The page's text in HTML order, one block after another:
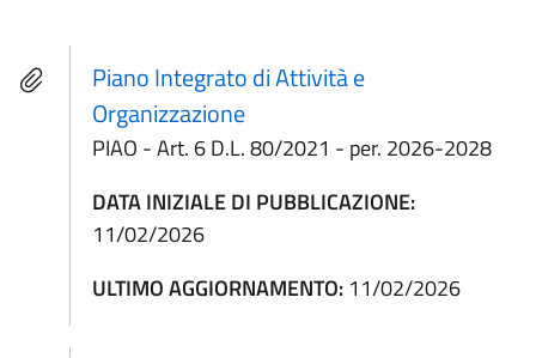
Piano Integrato di Attività e
Organizzazione
PIAO - Art. 6 D.L. 80/2021 - per. 2026-2028
DATA INIZIALE DI PUBBLICAZIONE:
11/02/2026
ULTIMO AGGIORNAMENTO: 11/02/2026